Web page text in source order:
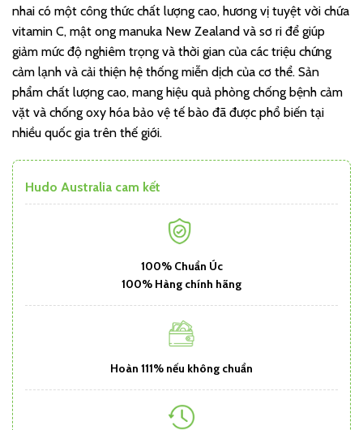
nhai có một công thức chất lượng cao, hương vị tuyệt vời chứa
vitamin C, mật ong manuka New Zealand và sơ ri để giúp
giảm mức độ nghiêm trọng và thời gian của các triệu chứng
cảm lạnh và cải thiện hệ thống miễn dịch của cơ thể. Sản
phẩm chất lượng cao, mang hiệu quả phòng chống bệnh cảm
vặt và chống oxy hóa bảo vệ tế bào đã được phổ biến tại
nhiều quốc gia trên thế giới.
Hudo Australia cam kết
100% Chuẩn Úc
100% Hàng chính hãng
Hoàn 111% nếu không chuẩn